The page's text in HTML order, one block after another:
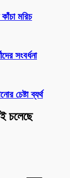
মরিচ
সংবর্ধনা
চেষ্টা ব্যর্থ
চলেছে